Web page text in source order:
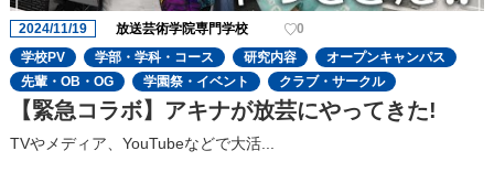
2024/11/19 放送芸術学院専門学校
0
学校PV
学部・学科・コース 研究内容
オープンキャンパス
先輩・OB・OG
学園祭・イベント クラブ・サークル
【緊急コラボ】アキナが放芸にやってきた!
TVやメディア、YouTubeなどで大活...